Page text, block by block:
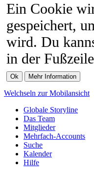
Ein Cookie
gespeichert,
wird. Du
in der
Welchseln zur Mobilansicht
Globale Storyline
Das Team
Mitglieder
Mehrfach-Accounts
Suche
Kalender
Hilfe